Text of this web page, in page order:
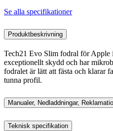
Se alla specifikationer
Produktbeskrivning
Tech21 Evo Slim fodral för Apple
exceptionellt skydd och har
fodralet är lätt att fästa och klarar
tunna profil.
Manualer, Nedladdningar,
Teknisk specifikation